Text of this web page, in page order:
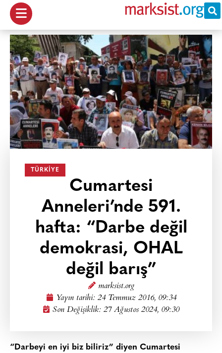
TÜRKIYE
Cumartesi
Anneleri’nde 591.
hafta: “Darbe değil
demokrasi, OHAL
değil barış”
marksist.org
Yayın tarihi: 24 Temmuz 2016, 09:34
Son Değişiklik: 27 Ağustos 2024, 09:30
“Darbeyi en iyi biz biliriz” diyen Cumartesi